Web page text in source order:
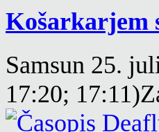
Košarkarjem
Samsun 25.
17:20;